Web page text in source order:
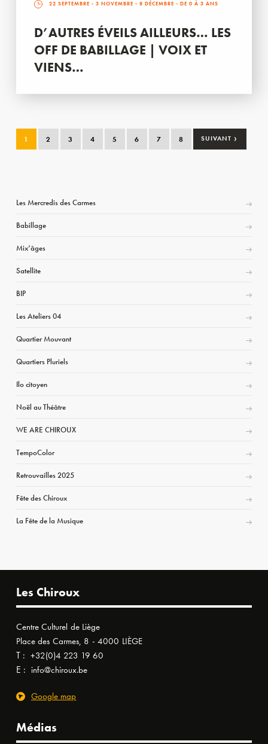
22 SEPTEMBRE - 3 NOVEMBRE - 8 DÉCEMBRE - DE 0 À 3 ANS
D’AUTRES ÉVEILS AILLEURS… LES
OFF DE BABILLAGE | VOIX ET
VIENS…
1 2 3 4 5 6 7 8 SUIVANT ›
Les Mercredis des Carmes
Babillage
Mix’âges
Satellite
BIP
Les Ateliers 04
Quartier Mouvant
Quartiers Pluriels
Ilo citoyen
Noël au Théâtre
WE ARE CHIROUX
TempoColor
Retrouvailles 2025
Fête des Chiroux
La Fête de la Musique
Les Chiroux
Centre Culturel de Liège
Place des Carmes, 8 - 4000 LIÈGE
T : +32(0)4 223 19 60
E : info@chiroux.be
Google map
Médias